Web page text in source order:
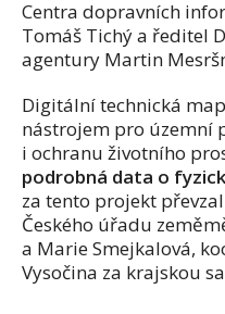
Centra dopravních
Tomáš Tichý a ředitel
agentury Martin
Digitální technická
nástrojem pro územní
i ochranu životního
podrobná data o
za tento projekt
Českého úřadu
a Marie Smejkalová,
Vysočina za krajskou